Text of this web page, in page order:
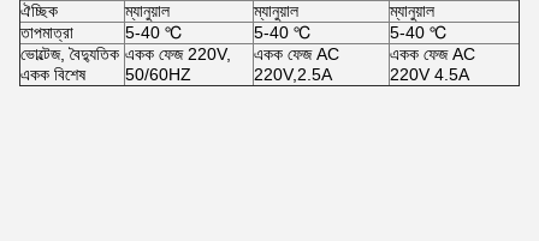
ঐচ্ছিক
ম্যানুয়াল ম্যানুয়াল
ম্যানুয়াল
তাপমাত্রা
5-40 ℃ 5-40 ℃
5-40 ℃
ভোল্টেজ, বৈদ্যুতিক
একক বিশেষ
একক ফেজ 220V,
50/60HZ
একক ফেজ AC
220V,2.5A
একক ফেজ AC
220V 4.5A